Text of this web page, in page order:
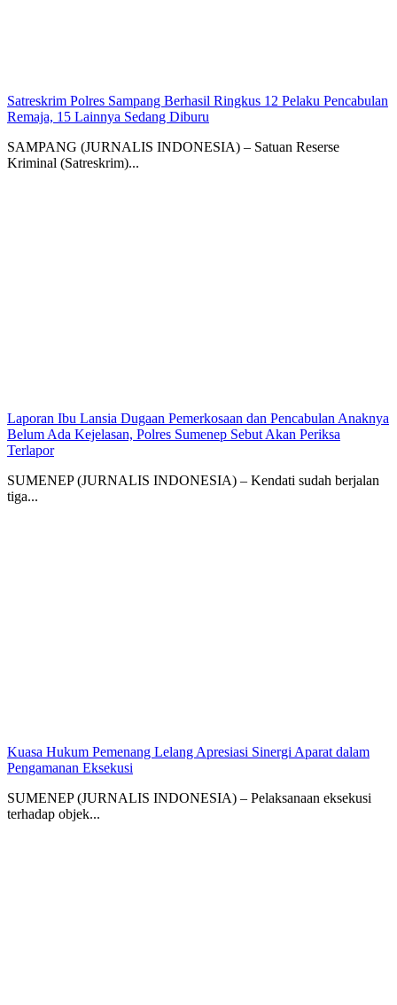
Satreskrim Polres Sampang Berhasil Ringkus 12 Pelaku Pencabulan
Remaja, 15 Lainnya Sedang Diburu
SAMPANG (JURNALIS INDONESIA) – Satuan Reserse
Kriminal (Satreskrim)...
Laporan Ibu Lansia Dugaan Pemerkosaan dan Pencabulan Anaknya
Belum Ada Kejelasan, Polres Sumenep Sebut Akan Periksa
Terlapor
SUMENEP (JURNALIS INDONESIA) – Kendati sudah berjalan
tiga...
Kuasa Hukum Pemenang Lelang Apresiasi Sinergi Aparat dalam
Pengamanan Eksekusi
SUMENEP (JURNALIS INDONESIA) – Pelaksanaan eksekusi
terhadap objek...